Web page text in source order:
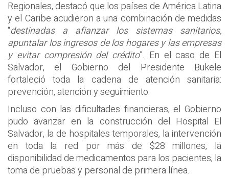
Regionales, destacó que los países de América Latina
y el Caribe acudieron a una combinación de medidas
“destinadas a afianzar los sistemas sanitarios,
apuntalar los ingresos de los hogares y las empresas
y evitar compresión del crédito”. En el caso de El
Salvador, el Gobierno del Presidente Bukele
fortaleció toda la cadena de atención sanitaria:
prevención, atención y seguimiento.
Incluso con las dificultades financieras, el Gobierno
pudo avanzar en la construcción del Hospital El
Salvador, la de hospitales temporales, la intervención
en toda la red por más de $28 millones, la
disponibilidad de medicamentos para los pacientes, la
toma de pruebas y personal de primera línea.